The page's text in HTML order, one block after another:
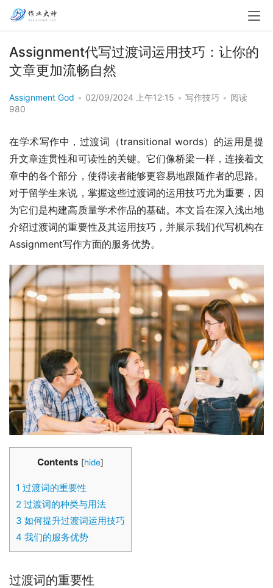
Assignment代写过渡词运用技巧：让你的
文章更加流畅自然
Assignment God • 02/09/2024 上午12:15 • 写作技巧 • 阅读
980
在学术写作中，过渡词（transitional words）的运用是提
升文章连贯性和可读性的关键。它们像桥梁一样，连接着文
章中的各个部分，使得读者能够更容易地跟随作者的思路。
对于留学生来说，掌握这些过渡词的运用技巧尤为重要，因
为它们是构建高质量学术作品的基础。本文旨在深入浅出地
介绍过渡词的重要性及其运用技巧，并展示我们代写机构在
Assignment写作方面的服务优势。
Contents [hide]
1 过渡词的重要性
2 过渡词的种类与用法
3 如何提升过渡词运用技巧
4 我们的服务优势
过渡词的重要性